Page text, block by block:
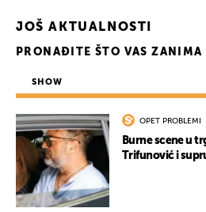
JOŠ AKTUALNOSTI
PRONAĐITE ŠTO VAS ZANIMA
SHOW
OPET PROBLEMI
Burne scene u
Trifunović i